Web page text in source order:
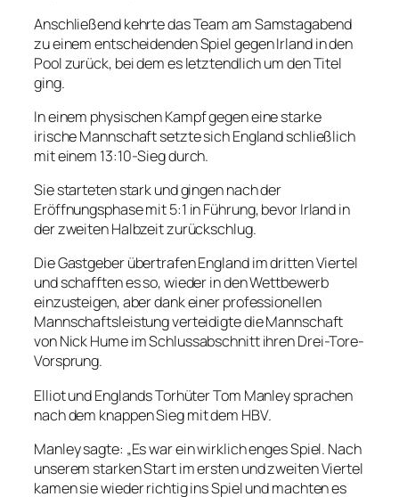
Anschließend kehrte das Team am Samstagabend
zu einem entscheidenden Spiel gegen Irland in den
Pool zurück, bei dem es letztendlich um den Titel
ging.
In einem physischen Kampf gegen eine starke
irische Mannschaft setzte sich England schließlich
mit einem 13:10-Sieg durch.
Sie starteten stark und gingen nach der
Eröffnungsphase mit 5:1 in Führung, bevor Irland in
der zweiten Halbzeit zurückschlug.
Die Gastgeber übertrafen England im dritten Viertel
und schafften es so, wieder in den Wettbewerb
einzusteigen, aber dank einer professionellen
Mannschaftsleistung verteidigte die Mannschaft
von Nick Hume im Schlussabschnitt ihren Drei-Tore-
Vorsprung.
Elliot und Englands Torhüter Tom Manley sprachen
nach dem knappen Sieg mit dem HBV.
Manley sagte: „Es war ein wirklich enges Spiel. Nach
unserem starken Start im ersten und zweiten Viertel
kamen sie wieder richtig ins Spiel und machten es